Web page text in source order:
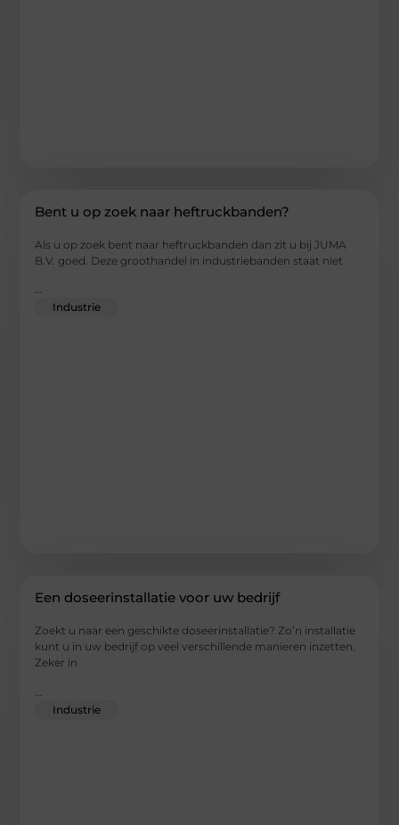
Bent u op zoek naar heftruckbanden?
Als u op zoek bent naar heftruckbanden dan zit u bij JUMA
B.V. goed. Deze groothandel in industriebanden staat niet
...
Industrie
Een doseerinstallatie voor uw bedrijf
Zoekt u naar een geschikte doseerinstallatie? Zo’n installatie
kunt u in uw bedrijf op veel verschillende manieren inzetten.
Zeker in
Industrie